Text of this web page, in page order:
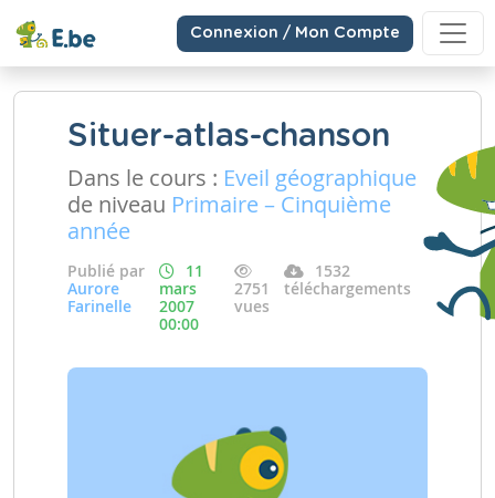
Connexion / Mon Compte
Situer-atlas-chanson
Dans le cours : Eveil géographique
de niveau Primaire – Cinquième
année
Publié par
Aurore
Farinelle
11
mars
2007
00:00
2751
vues
1532
téléchargements